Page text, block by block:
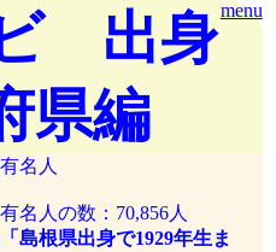
menu
出身
県編
名人
名人の数：70,856人
島根県出身で1929年生ま